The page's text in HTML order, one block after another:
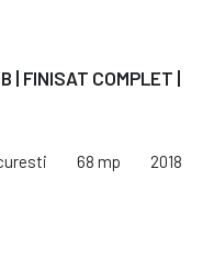
| FINISAT COMPLET |
68 mp 2018